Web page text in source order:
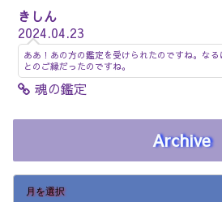
きしん
2024.04.23
ああ！あの方の鑑定を受けられたのですね。な
とのご縁だったのですね。
魂の鑑定
Archive